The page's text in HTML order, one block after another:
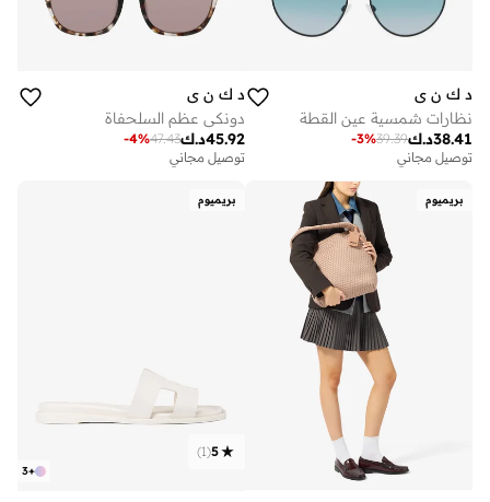
د ك ن ي
نظارات شمسية عين القطة
د.ك38.41
39.39
-3%
توصيل مجاني
د ك ن ي
دونكي عظم السلحفاة
د.ك45.92
47.43
-4%
توصيل مجاني
بريميوم بريميوم
+
3
5
(
1
)